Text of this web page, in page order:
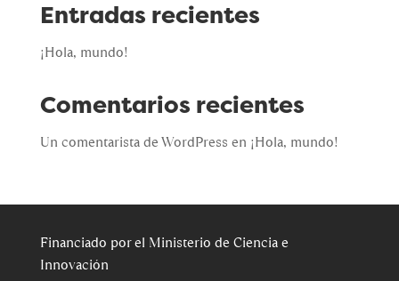
Entradas recientes
¡Hola, mundo!
Comentarios recientes
Un comentarista de WordPress en ¡Hola, mundo!
Financiado por el Ministerio de Ciencia e
Innovación